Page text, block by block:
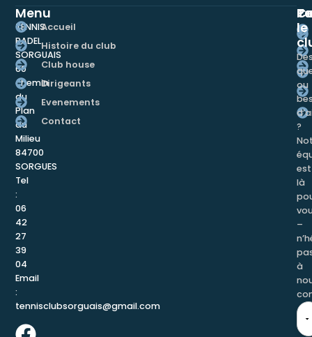
TENNIS
PADEL
SORGUAIS
60
chemin
du
Plan
du
Milieu
84700
SORGUES
Tel
:
06
42
27
39
04
Email
:
tennisclubsorguais@gmail.com
Menu
Accueil
Histoire du club
Club house
Dirigeants
Evenements
Contact
le
ou
?
est
là
–
à